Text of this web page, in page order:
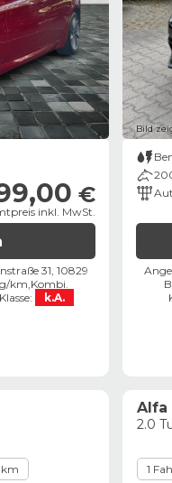
€
inkl. MwSt.
31, 10829
km,Kombi.
k.A.
Bild
km
Alfa
2.0
1